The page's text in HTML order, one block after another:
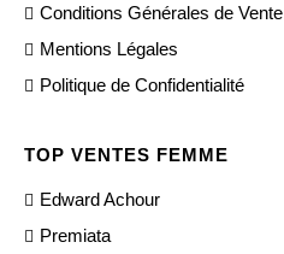
Conditions Générales de Vente
Mentions Légales
Politique de Confidentialité
TOP VENTES FEMME
Edward Achour
Premiata